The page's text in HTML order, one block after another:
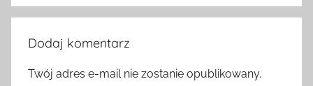
Dodaj komentarz
Twój adres e-mail nie zostanie opublikowany.